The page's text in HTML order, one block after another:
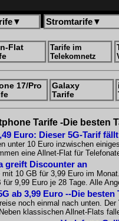
▼ Stromtarife▼
Flat
Tarife im
Telekomnetz
17/Pro
Galaxy
Tarife
Tarife -Die besten
Euro: Dieser 5G-Tarif
unter 10 Euro inzwischen
eine Allnet-Flat für
greift Discounter an
10 GB für 3,99 Euro im
9,99 Euro je 28 Tage. Alle
ab 3,99 Euro --Die besten
noch einmal nach unten. Der
klassischen Allnet-Flats